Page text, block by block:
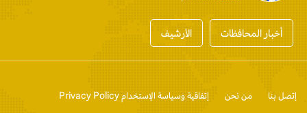
أخبار المحافظات الأرشيف
إتصل بنا من نحن إتفاقية وسياسة الإستخدام Privacy Policy